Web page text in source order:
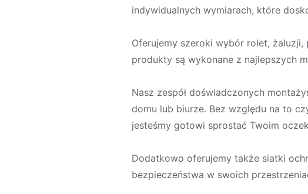
indywidualnych wymiarach, które
Oferujemy szeroki wybór rolet,
produkty są wykonane z najlepszych
Nasz zespół doświadczonych
domu lub biurze. Bez względu na to
jesteśmy gotowi sprostać Twoim
Dodatkowo oferujemy także siatki
bezpieczeństwa w swoich